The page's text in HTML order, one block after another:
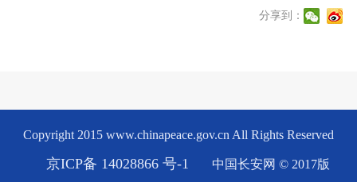
分享到：
Copyright 2015 www.chinapeace.gov.cn All Rights Reserved
京ICP备 14028866 号-1 中国长安网 © 2017版